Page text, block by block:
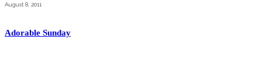
August 8, 2011
Adorable Sunday